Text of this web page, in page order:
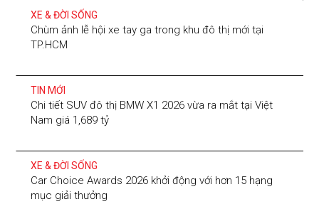
XE & ĐỜI SỐNG
Chùm ảnh lễ hội xe tay ga trong khu đô thị mới tại
TP.HCM
TIN MỚI
Chi tiết SUV đô thị BMW X1 2026 vừa ra mắt tại Việt
Nam giá 1,689 tỷ
XE & ĐỜI SỐNG
Car Choice Awards 2026 khởi động với hơn 15 hạng
mục giải thưởng